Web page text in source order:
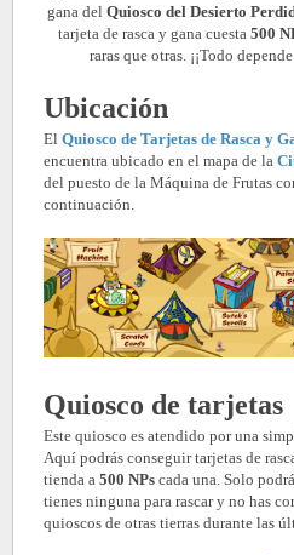
gana del Quiosco del Desierto
tarjeta de rasca y gana cuesta 500
raras que otras. ¡¡Todo
Ubicación
El Quiosco de Tarjetas de Rasca y
encuentra ubicado en el mapa de la
del puesto de la Máquina de Frutas
continuación.
Quiosco de tarjetas
Este quiosco es atendido por una
Aquí podrás conseguir tarjetas de
tienda a 500 NPs cada una. Solo
tienes ninguna para rascar y no has
quioscos de otras tierras durante las